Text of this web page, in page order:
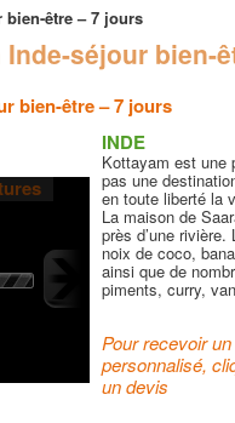
bien-être – 7 jours
séjour bien-
bien-être – 7 jours
INDE
Kottayam est une
pas une
en toute liberté la
La maison de
près d’une
noix de coco,
ainsi que de
piments, curry,
Pour recevoir
personnalisé,
un devis